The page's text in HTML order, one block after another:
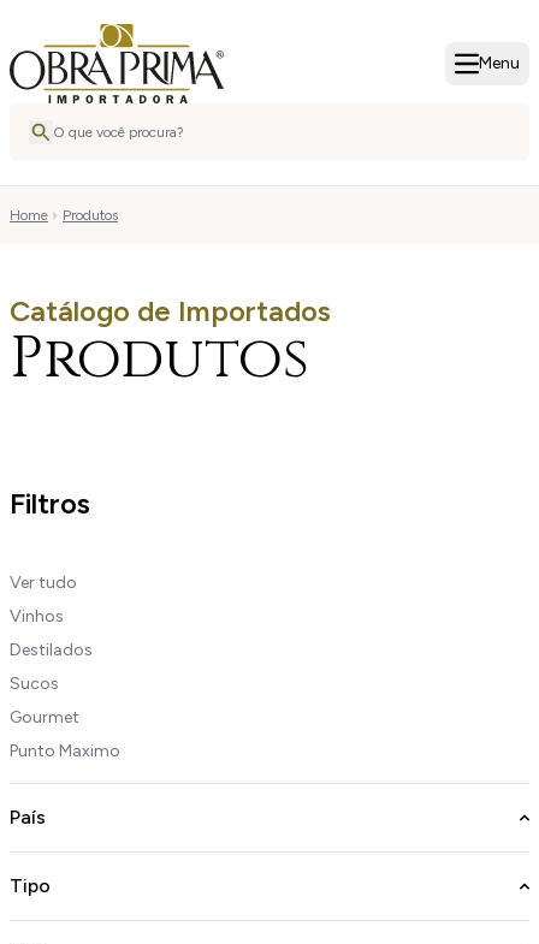
Menu
Home Produtos
Catálogo de Importados
Produtos
Filtros
Ver tudo
Vinhos
Destilados
Sucos
Gourmet
Punto Maximo
País
Tipo